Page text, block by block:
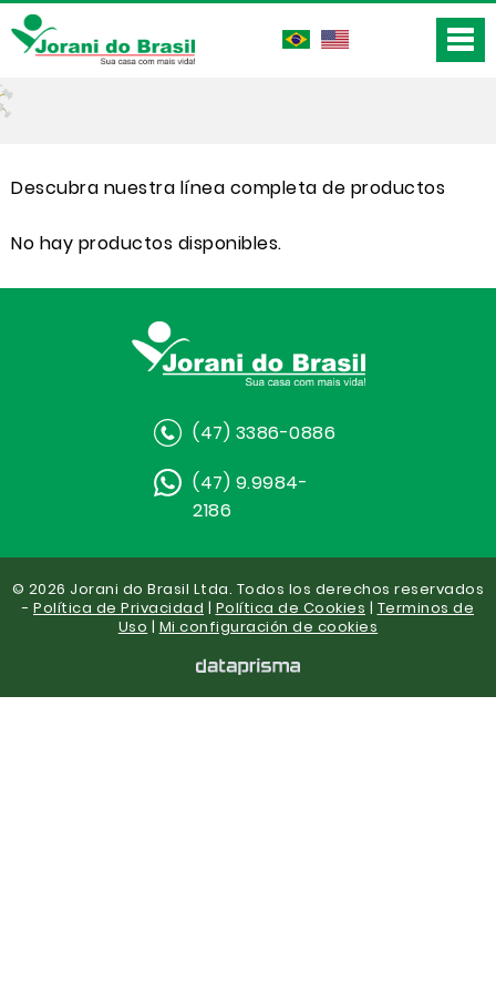
Descubra nuestra línea completa de productos
No hay productos disponibles.
(47) 3386-0886
(47) 9.9984-
2186
© 2026 Jorani do Brasil Ltda. Todos los derechos reservados
- Política de Privacidad | Política de Cookies | Terminos de
Uso | Mi configuración de cookies